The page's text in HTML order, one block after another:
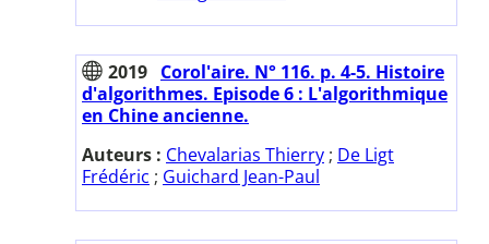
2019 Corol'aire. N° 116. p. 4-5. Histoire
d'algorithmes. Episode 6 : L'algorithmique
en Chine ancienne.
Auteurs : Chevalarias Thierry ; De Ligt
Frédéric ; Guichard Jean-Paul